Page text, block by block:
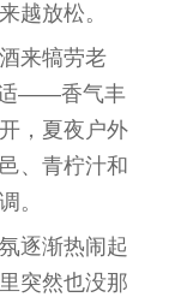
越放松。
来犒劳老
适——香气丰
，夏夜户外
、青柠汁和
。
逐渐热闹起
突然也没那